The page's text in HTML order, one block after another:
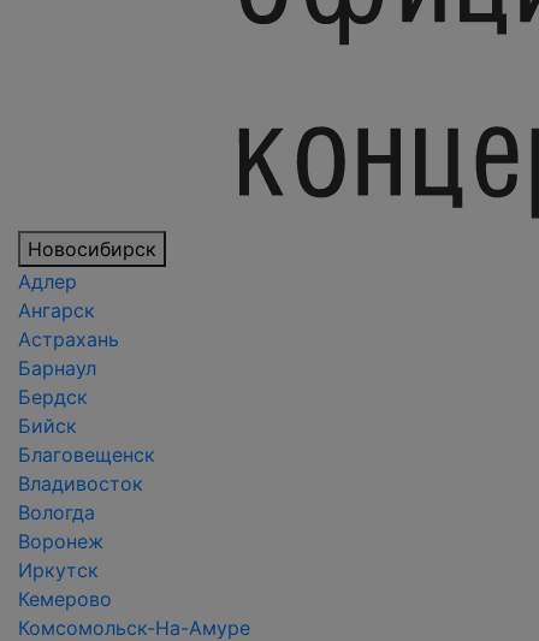
Новосибирск
Адлер
Ангарск
Астрахань
Барнаул
Бердск
Бийск
Благовещенск
Владивосток
Вологда
Воронеж
Иркутск
Кемерово
Комсомольск-На-Амуре